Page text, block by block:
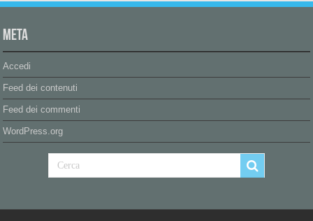
Meta
Accedi
Feed dei contenuti
Feed dei commenti
WordPress.org